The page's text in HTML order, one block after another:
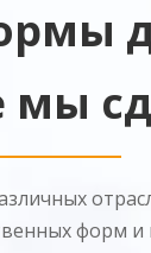
мы
форм и